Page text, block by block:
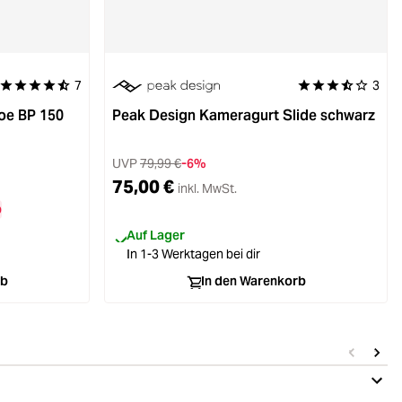
Durchschnittliche Bewertung von 4.8 von 5 Sternen
7
BP 150
Durchschnittliche
3
Peak Design Kameragurt Slide schwarz
UVP79,99 €-6%
75,00 € inkl. MwSt.
Auf Lager
In 1-3 Werktagen bei dir
In den Warenkorb